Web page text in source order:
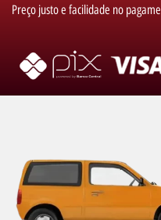
Preço justo e facilidade no